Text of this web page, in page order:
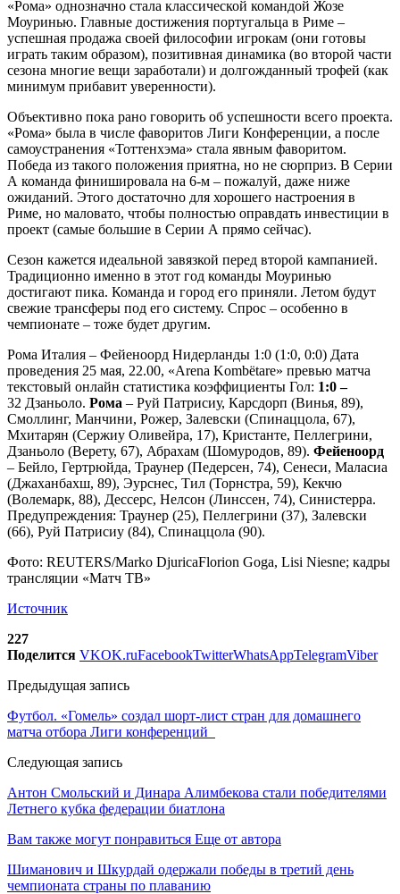
«Рома» однозначно стала классической командой Жозе
Моуринью. Главные достижения португальца в Риме –
успешная продажа своей философии игрокам (они готовы
играть таким образом), позитивная динамика (во второй части
сезона многие вещи заработали) и долгожданный трофей (как
минимум прибавит уверенности).
Объективно пока рано говорить об успешности всего проекта.
«Рома» была в числе фаворитов Лиги Конференции, а после
самоустранения «Тоттенхэма» стала явным фаворитом.
Победа из такого положения приятна, но не сюрприз. В Серии
А команда финишировала на 6-м – пожалуй, даже ниже
ожиданий. Этого достаточно для хорошего настроения в
Риме, но маловато, чтобы полностью оправдать инвестиции в
проект (самые большие в Серии А прямо сейчас).
Сезон кажется идеальной завязкой перед второй кампанией.
Традиционно именно в этот год команды Моуринью
достигают пика. Команда и город его приняли. Летом будут
свежие трансферы под его систему. Спрос – особенно в
чемпионате – тоже будет другим.
Рома Италия – Фейеноорд Нидерланды 1:0 (1:0, 0:0) Дата
проведения 25 мая, 22.00, «Arena Kombëtare» превью матча
текстовый онлайн статистика коэффициенты Гол: 1:0 –
32 Дзаньоло. Рома – Руй Патрисиу, Карсдорп (Винья, 89),
Смоллинг, Манчини, Рожер, Залевски (Спинаццола, 67),
Мхитарян (Сержиу Оливейра, 17), Кристанте, Пеллегрини,
Дзаньоло (Верету, 67), Абрахам (Шомуродов, 89). Фейеноорд
– Бейло, Гертрюйда, Траунер (Педерсен, 74), Сенеси, Маласиа
(Джаханбахш, 89), Эурснес, Тил (Торнстра, 59), Кекчю
(Волемарк, 88), Дессерс, Нелсон (Линссен, 74), Синистерра.
Предупреждения: Траунер (25), Пеллегрини (37), Залевски
(66), Руй Патрисиу (84), Спинаццола (90).
Фото: REUTERS/Marko DjuricaFlorion Goga, Lisi Niesne; кадры
трансляции «Матч ТВ»
Источник
227
Поделится VKOK.ruFacebookTwitterWhatsAppTelegramViber
Предыдущая запись
Футбол. «Гомель» создал шорт-лист стран для домашнего
матча отбора Лиги конференций
Следующая запись
Антон Смольский и Динара Алимбекова стали победителями
Летнего кубка федерации биатлона
Вам также могут понравиться Еще от автора
Шиманович и Шкурдай одержали победы в третий день
чемпионата страны по плаванию